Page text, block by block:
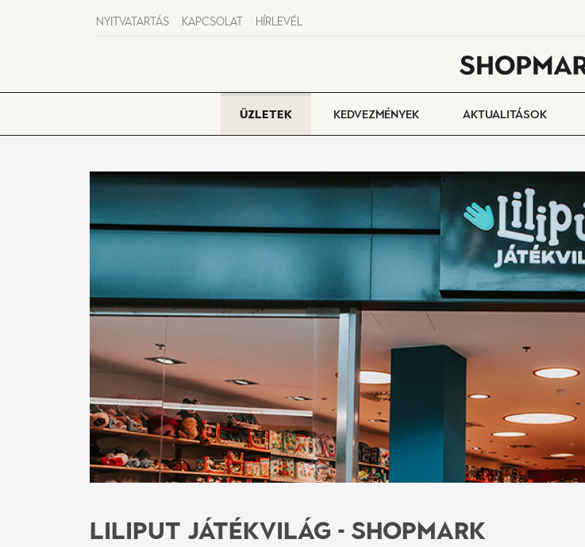
NYITVATARTÁS KAPCSOLAT HÍRLEVÉL
ÜZLETEK KEDVEZMÉNYEK AKTUALITÁSOK
LILIPUT JÁTÉKVILÁG - SHOPMARK